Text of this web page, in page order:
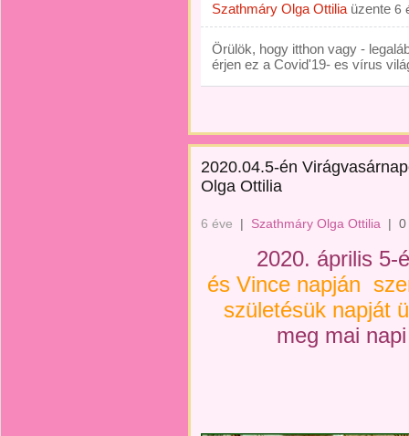
Szathmáry Olga Ottilia üzente 6
Örülök, hogy itthon vagy -
érjen ez a Covid'19- es vírus
2020.04.5-én
Olga Ottilia
6 éve | Szathmáry Olga Ottilia | 0
2020. április 5-
és Vince napján
születésük napját
meg mai